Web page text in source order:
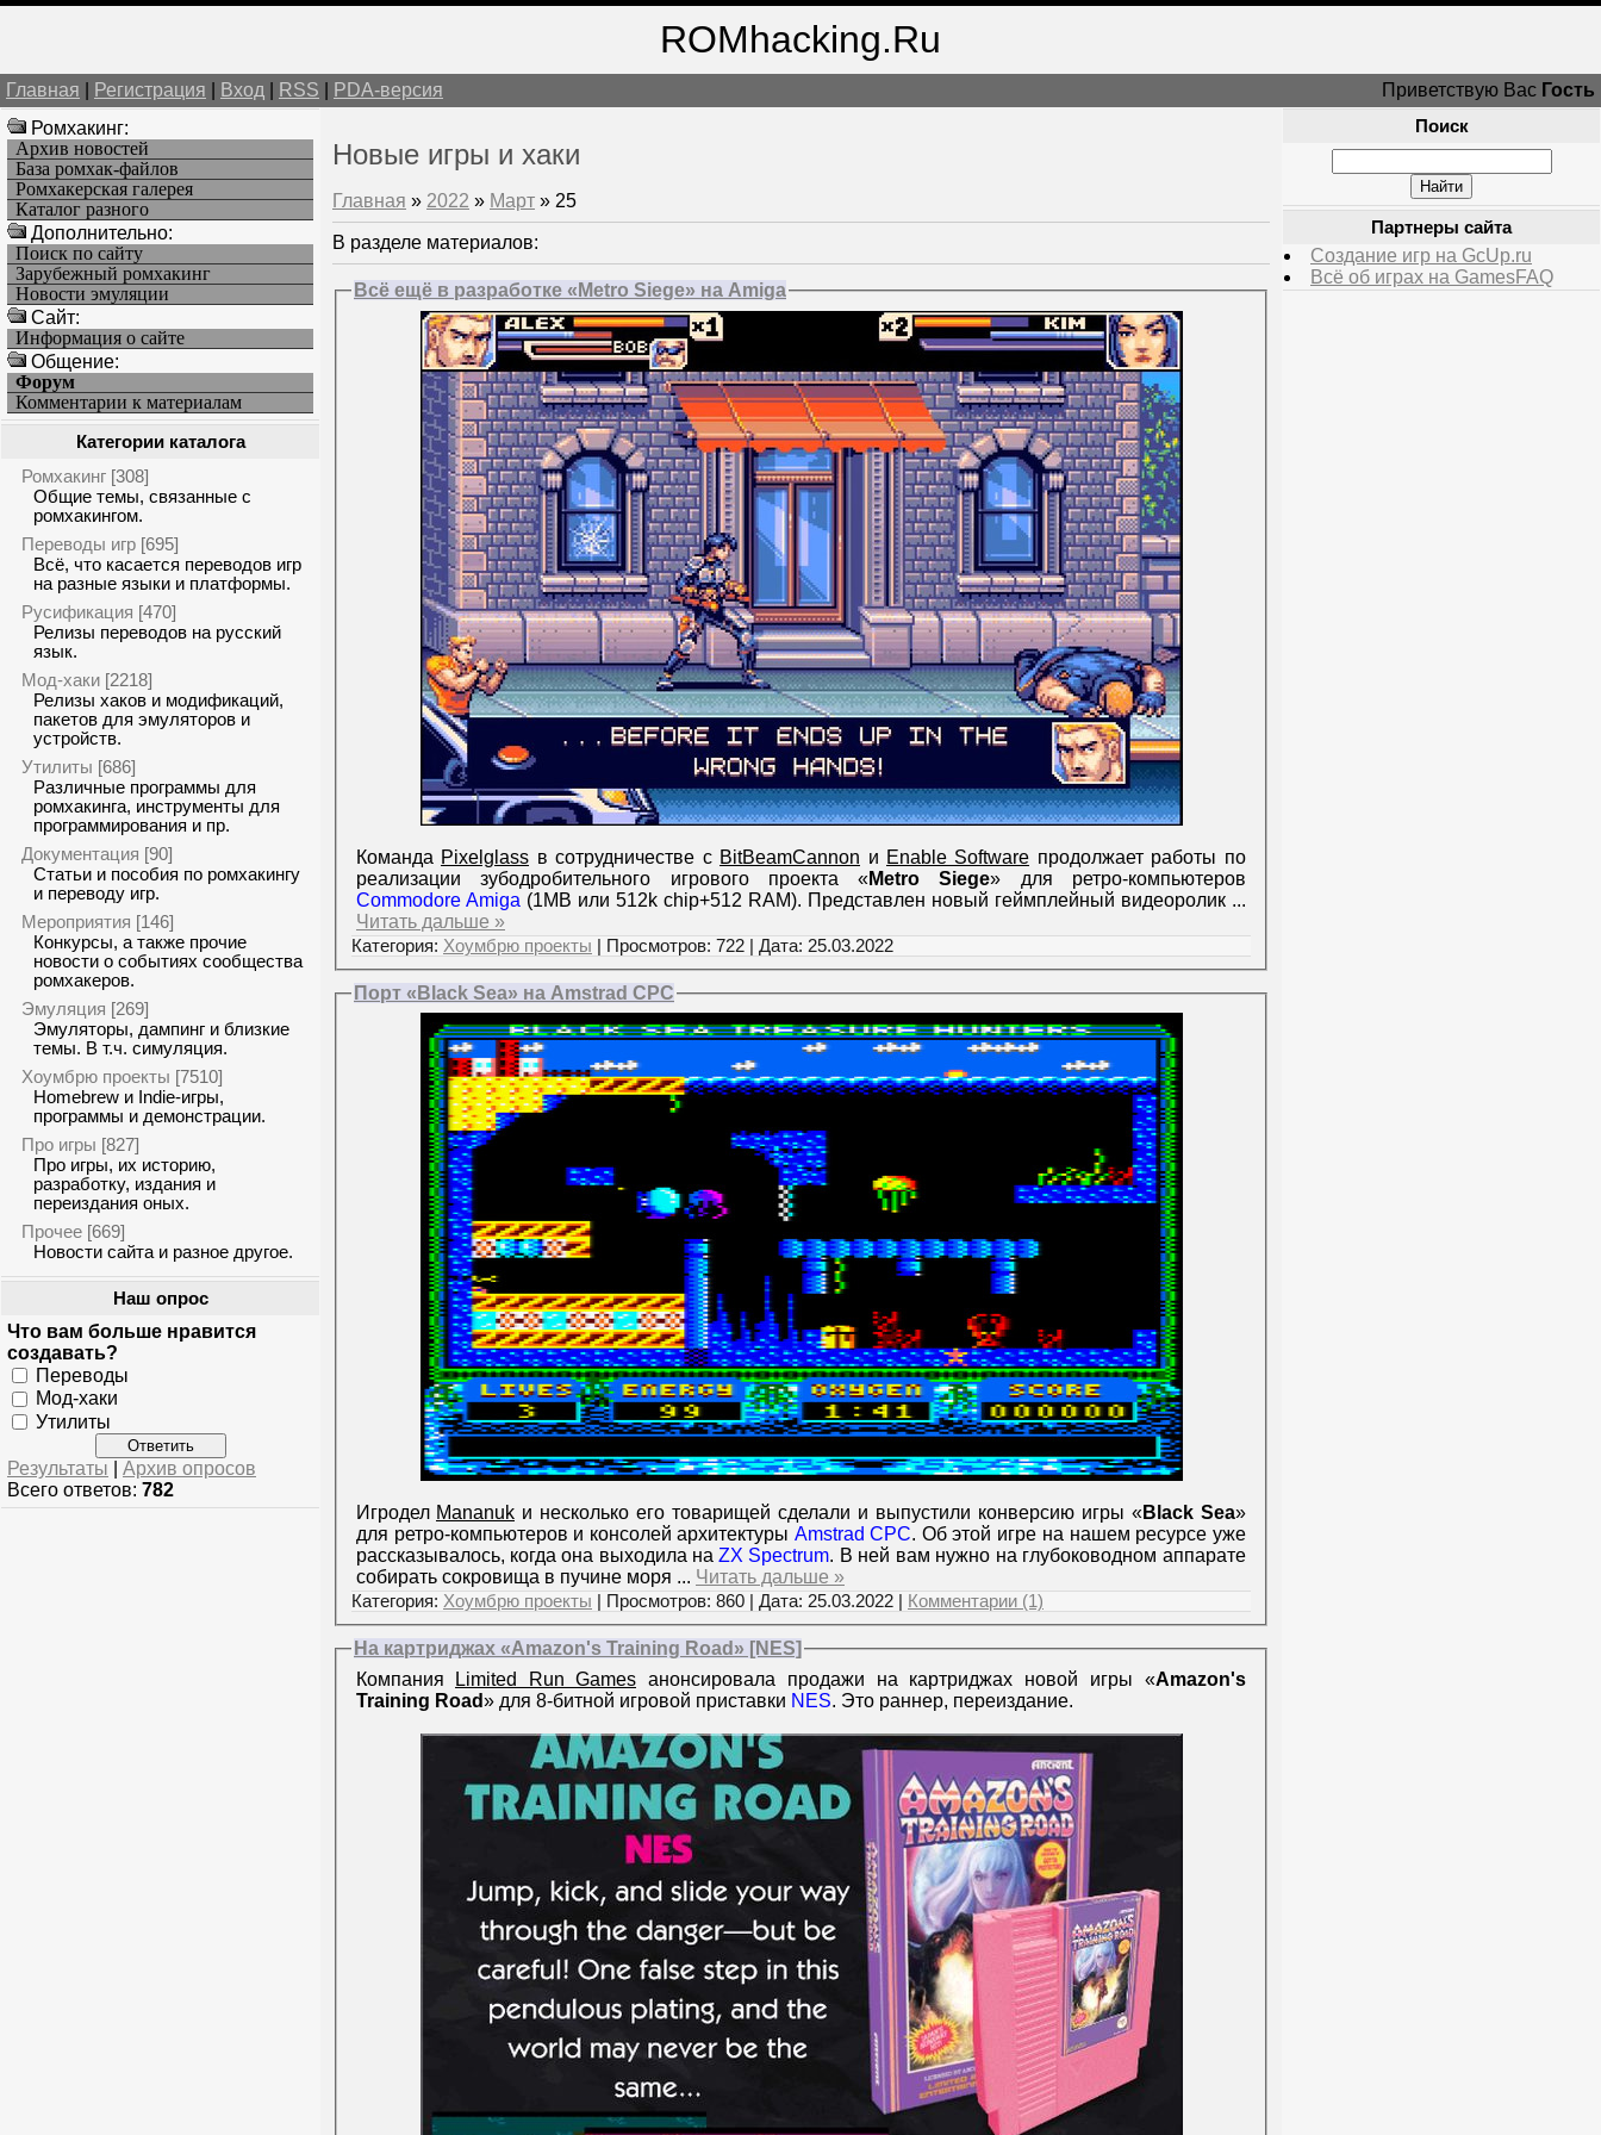
ROMhacking.Ru
Главная Регистрация Вход RSS PDA-версия Приветствую Вас Гость
Ромхакинг:
Архив новостей
База ромхак-файлов
Ромхакерская галерея
Каталог разного
Дополнительно:
Поиск по сайту
Зарубежный ромхакинг
Новости эмуляции
Cайт:
Информация о сайте
Общение:
Форум
Комментарии к материалам
Категории каталога
Ромхакинг [308]
Общие темы, связанные с
ромхакингом.
Переводы игр [695]
Всё, что касается переводов игр
на разные языки и платформы.
Русификация [470]
Релизы переводов на русский
язык.
Мод-хаки [2218]
Релизы хаков и модификаций,
пакетов для эмуляторов и
устройств.
Утилиты [686]
Различные программы для
ромхакинга, инструменты для
программирования и пр.
Документация [90]
Статьи и пособия по ромхакингу
и переводу игр.
Мероприятия [146]
Конкурсы, а также прочие
новости о событиях сообщества
ромхакеров.
Эмуляция [269]
Эмуляторы, дампинг и близкие
темы. В т.ч. симуляция.
Хоумбрю проекты [7510]
Homebrew и Indie-игры,
программы и демонстрации.
Про игры [827]
Про игры, их историю,
разработку, издания и
переиздания оных.
Прочее [669]
Новости сайта и разное другое.
Наш опрос
Что вам больше нравится
создавать?
Переводы
Мод-хаки
Утилиты
Результаты
Архив опросов
Всего ответов: 782
Новые игры и хаки
Главная » 2022 » Март » 25
В разделе материалов:
Всё ещё в разработке «Metro Siege» на Amiga
Команда Pixelglass в сотрудничестве с BitBeamCannon и Enable Software продолжает работы по
реализации зубодробительного игрового проекта «Metro Siege» для ретро-компьютеров
Commodore Amiga (1MB или 512k chip+512 RAM). Представлен новый геймплейный видеоролик ...
Читать дальше »
Категория: Хоумбрю проекты | Просмотров: 722 | Дата: 25.03.2022
Порт «Black Sea» на Amstrad CPC
Игродел Mananuk и несколько его товарищей сделали и выпустили конверсию игры «Black Sea»
для ретро-компьютеров и консолей архитектуры Amstrad CPC. Об этой игре на нашем ресурсе уже
рассказывалось, когда она выходила на ZX Spectrum. В ней вам нужно на глубоководном аппарате
собирать сокровища в пучине моря ... Читать дальше »
Категория: Хоумбрю проекты | Просмотров: 860 | Дата: 25.03.2022 Комментарии (1)
На картриджах «Amazon's Training Road» [NES]
Компания
Limited Run Games анонсировала продажи на картриджах новой игры «Amazon's
Training Road» для 8-битной игровой приставки NES. Это раннер, переиздание.
Поиск
Партнеры сайта
Создание игр на GcUp.ru
Всё об играх на GamesFAQ